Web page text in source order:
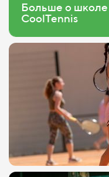
Больше о школе
CoolTennis